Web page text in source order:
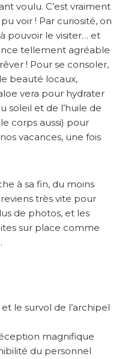
voulu. C’est vraiment
voir ! Par curiosité, on
pouvoir le visiter… et
tellement agréable
! Pour se consoler,
beauté locaux,
vera pour hydrater
soleil et de l’huile de
corps aussi) pour
vacances, une fois
à sa fin, du moins
très vite pour
de photos, et les
sur place comme
le survol de l’archipel
magnifique
du personnel